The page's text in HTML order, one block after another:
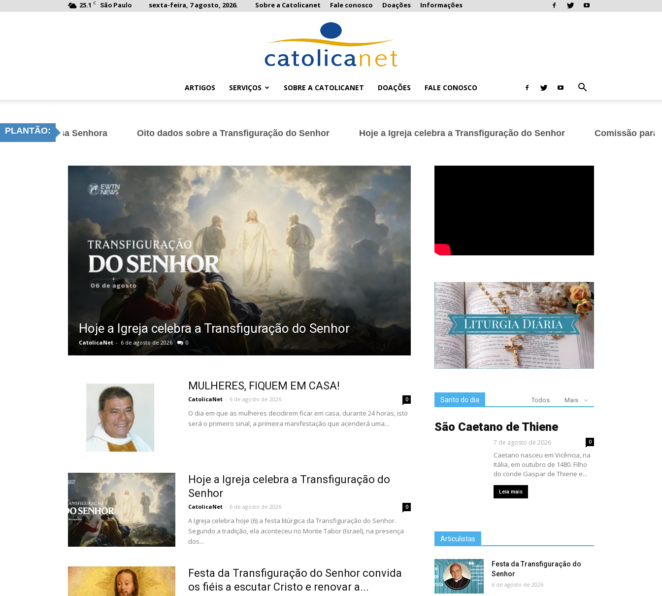
25.1 C São Paulo sexta-feira, 7 agosto, 2026. Sobre a Catolicanet Fale conosco Doações Informações
ARTIGOS SERVIÇOS SOBRE A CATOLICANET DOAÇÕES FALE CONOSCO
PLANTÃO:
Senhora Oito dados sobre a Transfiguração do Senhor Hoje a Igreja celebra a Transfiguração do Senhor Comissão para a Juventude
Hoje a Igreja celebra a Transfiguração do Senhor
CatolicaNet - 6 de agosto de 2026 0
Festa da Transfiguração do Senhor
escutar Cristo e renovar a esperança,
Orani
CatolicaNet - 6 de agosto de 2026 0
MULHERES, FIQUEM EM CASA!
CatolicaNet - 6 de agosto de 2026 0
O dia em que as mulheres decidirem ficar em casa, durante 24 horas, isto
será o primeiro sinal, a primeira manifestação que acenderá uma...
Hoje a Igreja celebra a Transfiguração do
Senhor
CatolicaNet - 6 de agosto de 2026 0
A Igreja celebra hoje (6) a festa litúrgica da Transfiguração do Senhor.
Segundo a tradição, ela aconteceu no Monte Tabor (Israel), na presença
dos...
Festa da Transfiguração do Senhor convida
os fiéis a escutar Cristo e renovar a...
Santo do dia Todos Mais
São Caetano de Thiene
7 de agosto de 2026 0
Caetano nasceu em Vicência, na
Itália, em outubro de 1480. Filho
do conde Gaspar de Thiene e...
Leia mais
Articulistas
Festa da Transfiguração do
Senhor
6 de agosto de 2026